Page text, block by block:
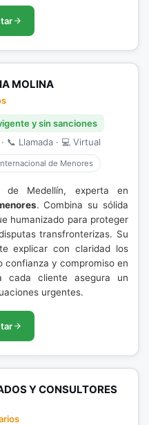
MOLINA
y sin sanciones
📞 Llamada · 💻 Virtual
de Menores
de Medellín, experta en
. Combina su sólida
humanizado para proteger
transfronterizas. Su
explicar con claridad los
confianza y compromiso en
cada cliente asegura un
urgentes.
Y CONSULTORES